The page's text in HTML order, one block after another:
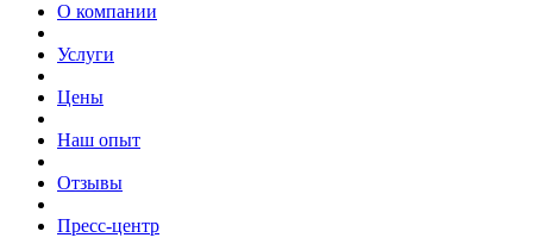
О компании
Услуги
Цены
Наш опыт
Отзывы
Пресс-центр